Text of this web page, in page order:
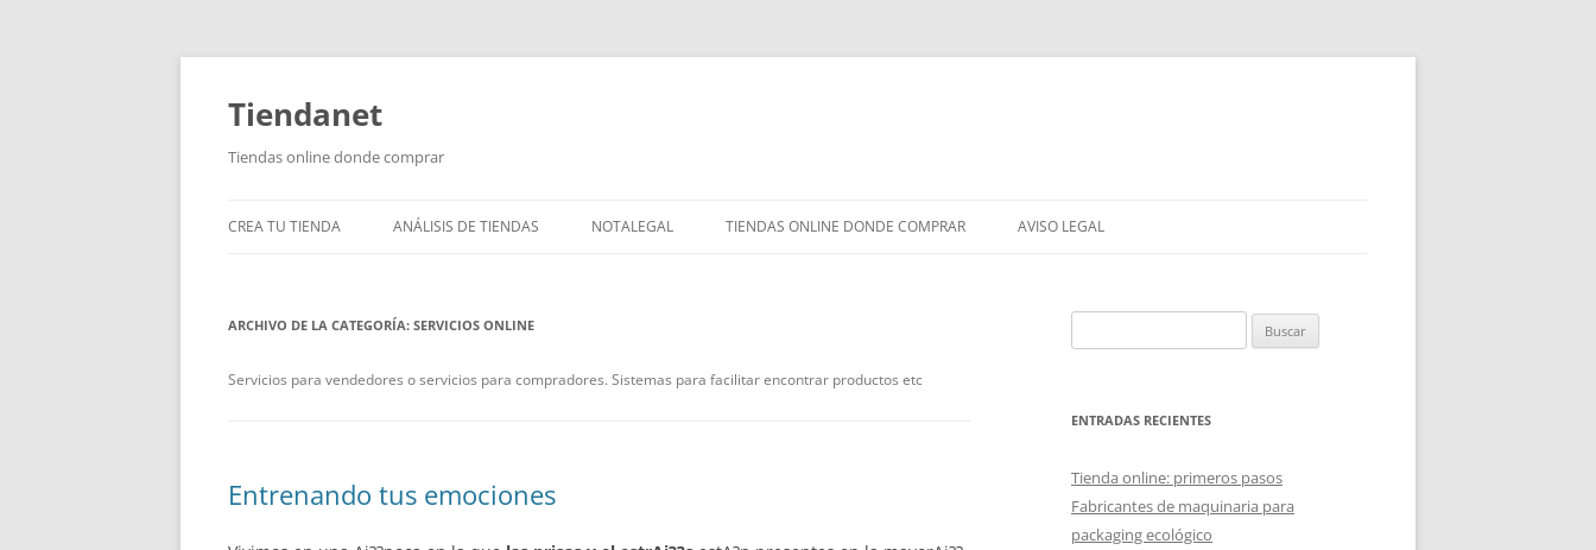
Saltar
contenido
Tiendanet
Tiendas online donde comprar
CREA TU TIENDA ANÁLISIS DE TIENDAS NOTALEGAL TIENDAS ONLINE DONDE COMPRAR AVISO LEGAL
ARCHIVO DE LA CATEGORÍA: SERVICIOS ONLINE
Servicios para vendedores o servicios para compradores. Sistemas para facilitar encontrar productos etc
Entrenando tus emociones
ENTRADAS RECIENTES
Tienda online: primeros pasos
Fabricantes de maquinaria para
packaging ecológico